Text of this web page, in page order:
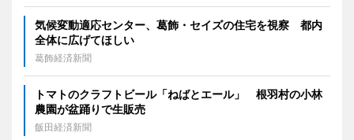
気候変動適応センター、葛飾・セイズの住宅を視察 都内
全体に広げてほしい
葛飾経済新聞
トマトのクラフトビール「ねばとエール」 根羽村の小林
農園が盆踊りで生販売
飯田経済新聞